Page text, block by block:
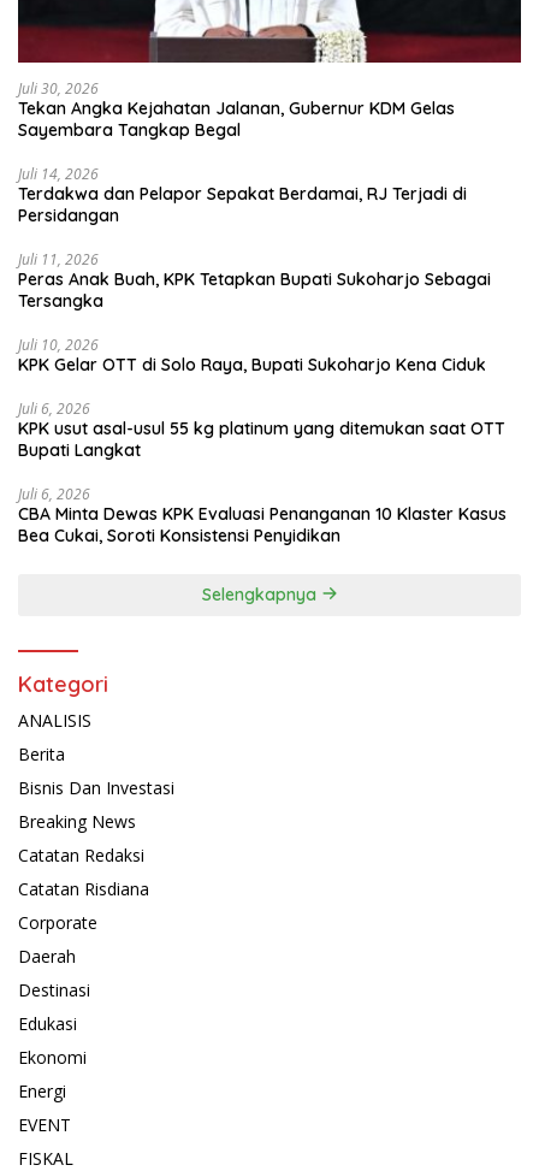
Juli 30, 2026
Tekan Angka Kejahatan Jalanan, Gubernur KDM Gelas
Sayembara Tangkap Begal
Juli 14, 2026
Terdakwa dan Pelapor Sepakat Berdamai, RJ Terjadi di
Persidangan
Juli 11, 2026
Peras Anak Buah, KPK Tetapkan Bupati Sukoharjo Sebagai
Tersangka
Juli 10, 2026
KPK Gelar OTT di Solo Raya, Bupati Sukoharjo Kena Ciduk
Juli 6, 2026
KPK usut asal-usul 55 kg platinum yang ditemukan saat OTT
Bupati Langkat
Juli 6, 2026
CBA Minta Dewas KPK Evaluasi Penanganan 10 Klaster Kasus
Bea Cukai, Soroti Konsistensi Penyidikan
Selengkapnya
Kategori
ANALISIS
Berita
Bisnis Dan Investasi
Breaking News
Catatan Redaksi
Catatan Risdiana
Corporate
Daerah
Destinasi
Edukasi
Ekonomi
Energi
EVENT
FISKAL